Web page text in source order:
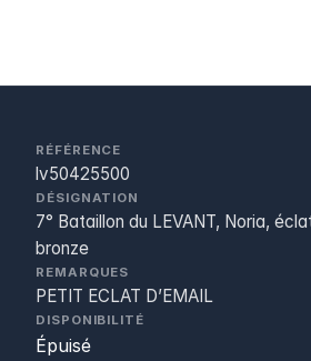
RÉFÉRENCE
lv50425500
DÉSIGNATION
7° Bataillon du LEVANT, Noria,
bronze
REMARQUES
PETIT ECLAT D’EMAIL
DISPONIBILITÉ
Épuisé